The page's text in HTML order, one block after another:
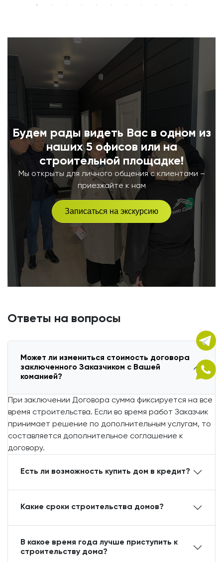
Будем рады видеть Вас в одном из
наших 5 офисов или на
строительной площадке!
Мы открыты для личного общения с клиентами –
приезжайте к нам
Записаться на экскурсию
Ответы на вопросы
Может ли измениться стоимость договора
заключенного Заказчиком с Вашей
команией?
При заключении Договора сумма фиксируется на все
время строительства. Если во время работ Заказчик
принимает решение по дополнительным услугам, то
составляется дополнительное соглашение к
договору.
Есть ли возможность купить дом в кредит?
Какие сроки строительства домов?
В какое время года лучше приступить к
строительству дома?